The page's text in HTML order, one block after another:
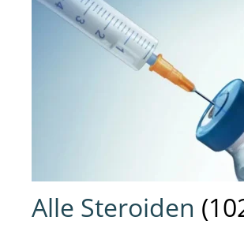
Alle Steroiden